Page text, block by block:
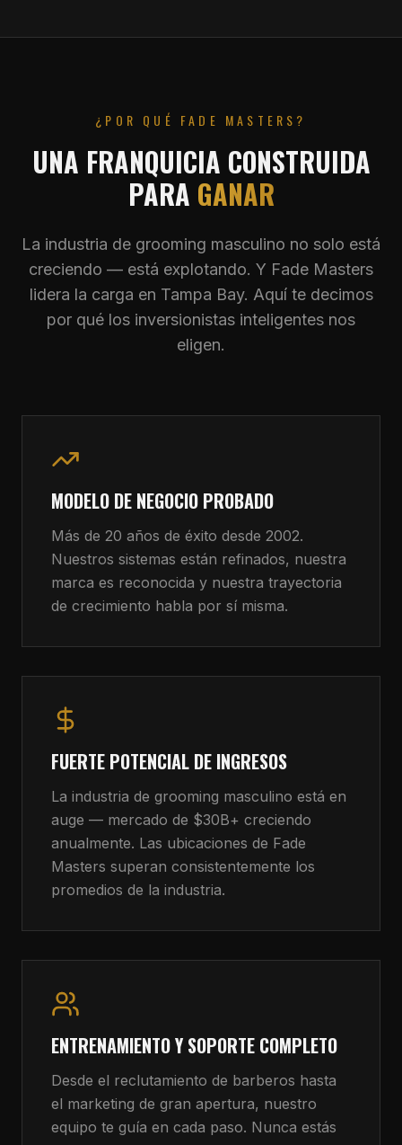
¿POR QUÉ FADE MASTERS?
UNA FRANQUICIA CONSTRUIDA
PARA GANAR
La industria de grooming masculino no solo está
creciendo — está explotando. Y Fade Masters
lidera la carga en Tampa Bay. Aquí te decimos
por qué los inversionistas inteligentes nos
eligen.
MODELO DE NEGOCIO PROBADO
Más de 20 años de éxito desde 2002.
Nuestros sistemas están refinados, nuestra
marca es reconocida y nuestra trayectoria
de crecimiento habla por sí misma.
FUERTE POTENCIAL DE INGRESOS
La industria de grooming masculino está en
auge — mercado de $30B+ creciendo
anualmente. Las ubicaciones de Fade
Masters superan consistentemente los
promedios de la industria.
ENTRENAMIENTO Y SOPORTE COMPLETO
Desde el reclutamiento de barberos hasta
el marketing de gran apertura, nuestro
equipo te guía en cada paso. Nunca estás